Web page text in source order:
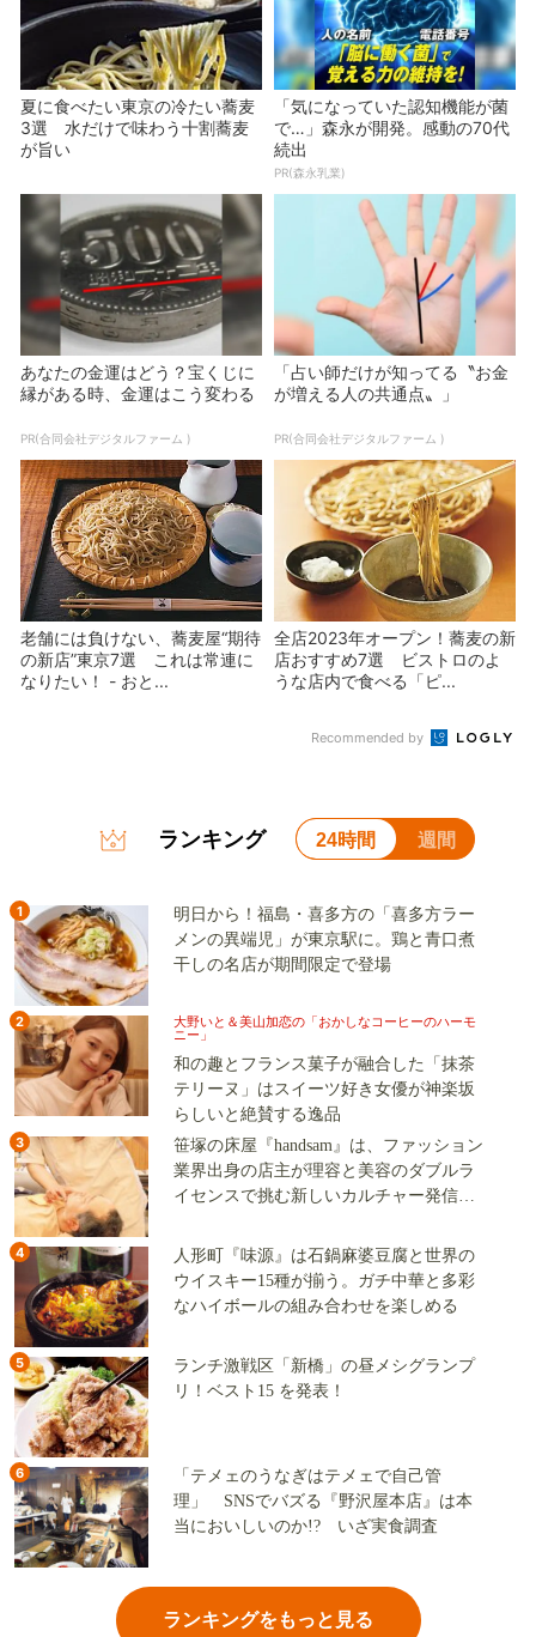
夏に食べたい東京の冷たい蕎麦
3選 水だけで味わう十割蕎麦
が旨い
「気になっていた認知機能が菌
で…」森永が開発。感動の70代
続出
PR(森永乳業)
あなたの金運はどう？宝くじに
縁がある時、金運はこう変わる
PR(合同会社デジタルファーム )
「占い師だけが知ってる〝お金
が増える人の共通点〟」
PR(合同会社デジタルファーム )
老舗には負けない、蕎麦屋“期待
の新店”東京7選 これは常連に
なりたい！ - おと...
全店2023年オープン！蕎麦の新
店おすすめ7選 ビストロのよ
うな店内で食べる「ピ...
Recommended by
ランキング 24時間 週間
1
明日から！福島・喜多方の「喜多方ラー
メンの異端児」が東京駅に。鶏と青口煮
干しの名店が期間限定で登場
2
大野いと＆美山加恋の「おかしなコーヒーのハーモ
ニー」
和の趣とフランス菓子が融合した「抹茶
テリーヌ」はスイーツ好き女優が神楽坂
らしいと絶賛する逸品
3
笹塚の床屋『handsam』は、ファッション
業界出身の店主が理容と美容のダブルラ
イセンスで挑む新しいカルチャー発信基
4
人形町『味源』は石鍋麻婆豆腐と世界の
ウイスキー15種が揃う。ガチ中華と多彩
なハイボールの組み合わせを楽しめる
5
ランチ激戦区「新橋」の昼メシグランプ
リ！ベスト15 を発表！
6
「テメェのうなぎはテメェで自己管
理」 SNSでバズる『野沢屋本店』は本
当においしいのか!? いざ実食調査
ランキングをもっと見る